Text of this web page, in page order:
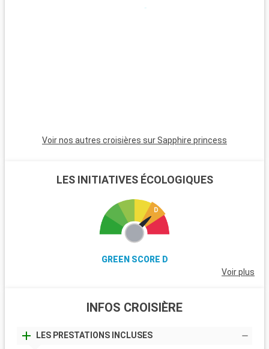
Voir nos autres croisières sur Sapphire princess
LES INITIATIVES ÉCOLOGIQUES
GREEN SCORE D
Voir plus
INFOS CROISIÈRE
LES PRESTATIONS INCLUSES